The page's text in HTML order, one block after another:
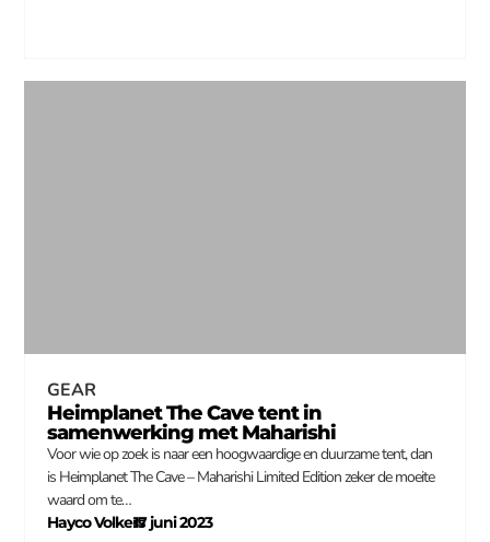
GEAR
Heimplanet The Cave tent in
samenwerking met Maharishi
Voor wie op zoek is naar een hoogwaardige en duurzame tent, dan
is Heimplanet The Cave – Maharishi Limited Edition zeker de moeite
waard om te…
Hayco Volkers
–
17 juni 2023